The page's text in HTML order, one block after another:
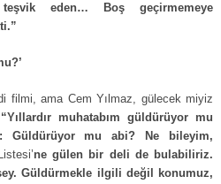
eden… Boş geçirmemeye
filmi, ama Cem Yılmaz, gülecek miyiz
“Yıllardır muhatabım güldürüyor mu
Güldürüyor mu abi? Ne bileyim,
ne gülen bir deli de bulabiliriz.
Güldürmekle ilgili değil konumuz,